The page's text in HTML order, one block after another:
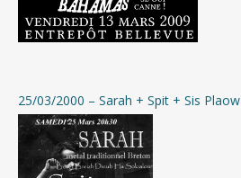
25/03/2000 – Sarah + Spit + Sis Plaow